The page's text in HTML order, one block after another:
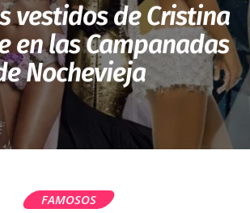
vestidos de Cristina
en las Campanadas
Nochevieja
FAMOSOS